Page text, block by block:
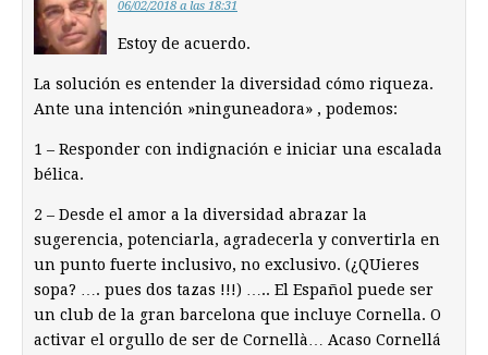
06/02/2018 a las 18:31
Estoy de acuerdo.
La solución es entender la diversidad cómo riqueza.
Ante una intención »ninguneadora» , podemos:
1 – Responder con indignación e iniciar una escalada
bélica.
2 – Desde el amor a la diversidad abrazar la
sugerencia, potenciarla, agradecerla y convertirla en
un punto fuerte inclusivo, no exclusivo. (¿QUieres
sopa? …. pues dos tazas !!!) ….. El Español puede ser
un club de la gran barcelona que incluye Cornella. O
activar el orgullo de ser de Cornellà… Acaso Cornellá